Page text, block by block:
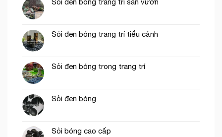
Sỏi đen bóng trang trí tiểu cảnh
Sỏi đen bóng trong trang trí
Sỏi đen bóng
Sỏi bóng cao cấp